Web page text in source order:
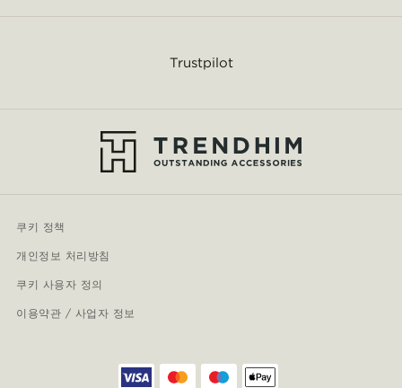
Trustpilot
쿠키 정책
개인정보 처리방침
쿠키 사용자 정의
이용약관 / 사업자 정보